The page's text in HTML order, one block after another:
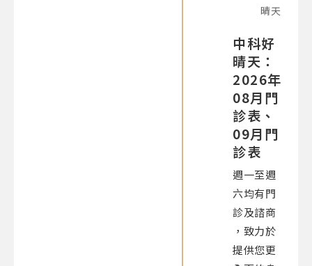
晴天
中科好
晴天：
2026年
08月門
診表、
09月門
診表
週一至週
六均有門
診及諮商​
，致力於
提供您更